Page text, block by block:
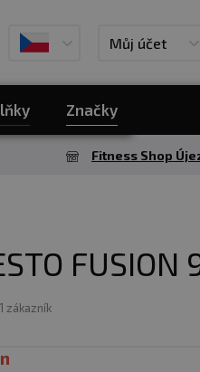
Můj účet
Značky
Fitness Shop
FUSION
zákazník